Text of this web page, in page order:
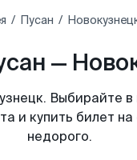
Пусан
—
Выбирайте
и купить билет
недорого.